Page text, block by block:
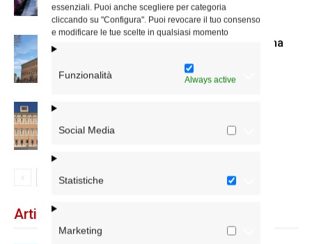
essenziali. Puoi anche scegliere per categoria
cliccando su "Configura". Puoi revocare il tuo consenso
e modificare le tue scelte in qualsiasi momento
Funzionalità Always active
Social Media
Statistiche
Marketing
Nuove nomine nella diocesi di Roma
Vicariato di Roma
Articoli recenti